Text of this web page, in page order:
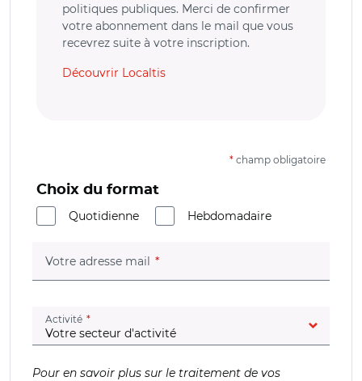
politiques publiques. Merci de confirmer
votre abonnement dans le mail que vous
recevrez suite à votre inscription.
Découvrir Localtis
* champ obligatoire
Choix du format
Quotidienne
Hebdomadaire
Votre adresse mail (champ obligatoire)
Activité (champ obligatoire)
Pour en savoir plus sur le traitement de vos